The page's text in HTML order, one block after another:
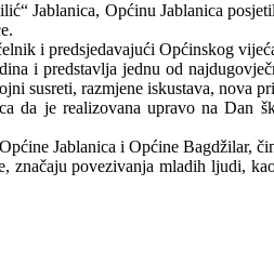
Jablanica, Općinu Jablanica
i predsjedavajući Općinskog
i predstavlja jednu od
susreti, razmjene iskustava, nova
da je realizovana upravo na Dan
Jablanica i Općine Bagdžilar,
značaju povezivanja mladih ljudi,